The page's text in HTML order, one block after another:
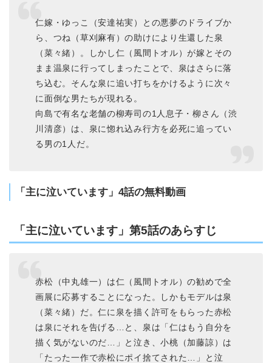
仁嫁・ゆっこ（安達祐実）との悪夢のドライブか
ら、つね（草刈麻有）の助けにより生還した泉
（菜々緒）。しかし仁（風間トオル）が嫁とその
まま温泉に行ってしまったことで、泉はさらに落
ち込む。そんな泉に追い打ちをかけるように次々
に面倒な男たちが現れる。
向島で有名な老舗の柳寿司の1人息子・柳さん（渋
川清彦）は、泉に惚れ込み行方を必死に追ってい
る男の1人だ。
「主に泣いています」4話の無料動画
「主に泣いています」第5話のあらすじ
赤松（中丸雄一）は仁（風間トオル）の勧めで全
画展に応募することになった。しかもモデルは泉
（菜々緒）だ。仁に泉を描く許可をもらった赤松
は泉にそれを告げる…と、泉は「仁はもう自分を
描く気がないのだ…」と泣き、小桃（加藤諒）は
「たった一作で赤松にポイ捨てされた…」と泣